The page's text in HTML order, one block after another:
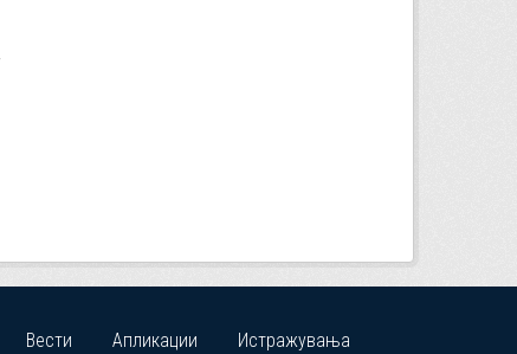
Вести Апликации
Истражувања